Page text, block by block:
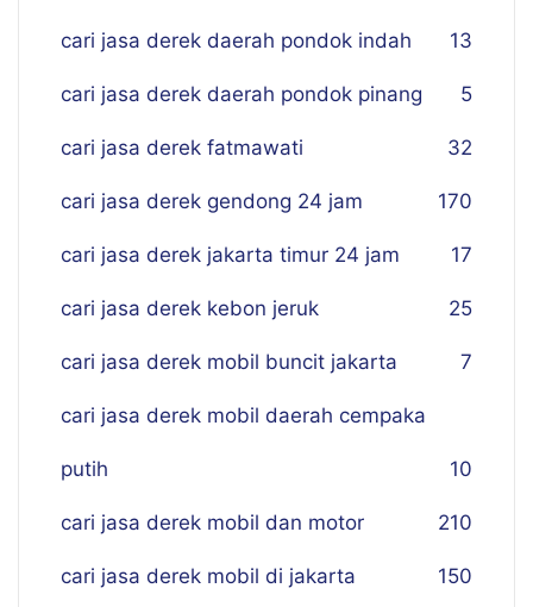
cari jasa derek daerah pondok indah 13
cari jasa derek daerah pondok pinang 5
cari jasa derek fatmawati 32
cari jasa derek gendong 24 jam 170
cari jasa derek jakarta timur 24 jam 17
cari jasa derek kebon jeruk 25
cari jasa derek mobil buncit jakarta 7
cari jasa derek mobil daerah cempaka
putih 10
cari jasa derek mobil dan motor 210
cari jasa derek mobil di jakarta 150